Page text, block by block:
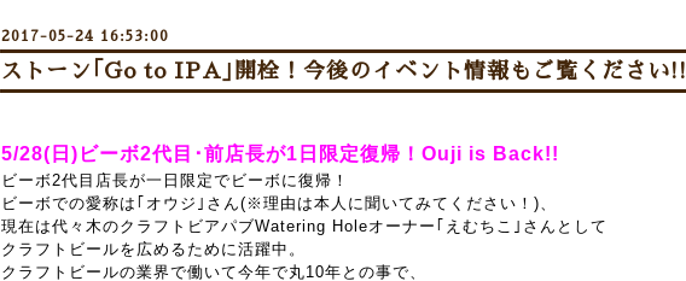
2017-05-24 16:53:00
ストーン｢Go to IPA｣開栓！今後のイベント情報もご覧ください!!
5/28(日)ビーボ2代目･前店長が1日限定復帰！Ouji is Back!!
ビーボ2代目店長が一日限定でビーボに復帰！
ビーボでの愛称は｢オウジ｣さん(※理由は本人に聞いてみてください！)、
現在は代々木のクラフトビアパブWatering Holeオーナー｢えむちこ｣さんとして
クラフトビールを広めるために活躍中。
クラフトビールの業界で働いて今年で丸10年との事で、